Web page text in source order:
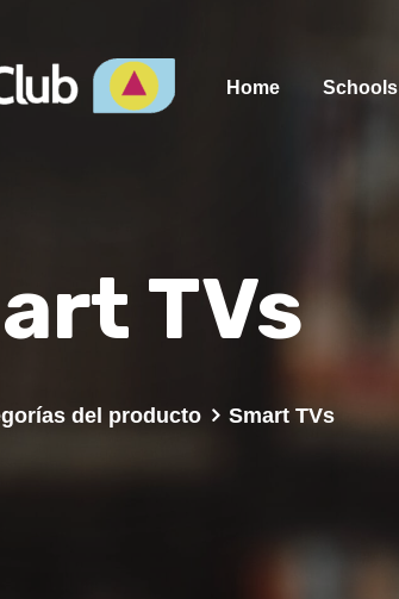
Home Schools
TVs
del producto Smart TVs